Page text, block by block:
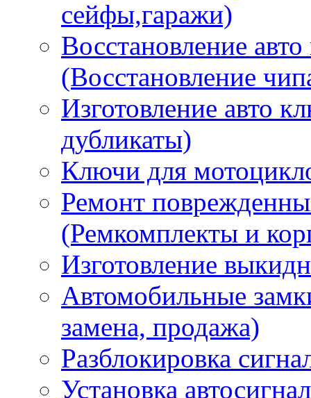
сейфы,гаражи)
Восстановление
(Восстановление
Изготовление авто
дубликаты)
Ключи для
Ремонт
(Ремкомплекты и
Изготовление
Автомобильные
замена, продажа)
Разблокировка
Установка